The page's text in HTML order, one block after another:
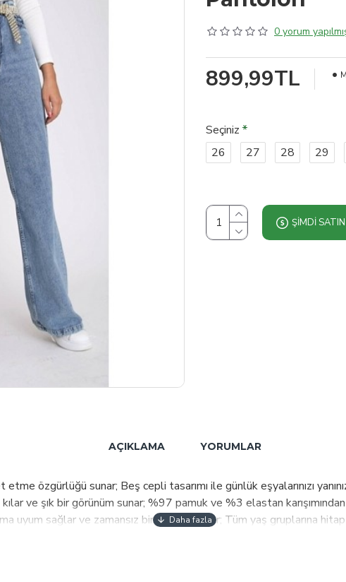
0 yorum
899,99TL
Seçiniz
26
27 28 29
ŞIMDI
AÇIKLAMA YORUMLAR
özgürlüğü sunar; Beş cepli tasarımı ile günlük eşyalarınızı
ve şık bir görünüm sunar; %97 pamuk ve %3 elastan
uyum sağlar ve zamansız bir stil oluşturur; Tüm yaş gruplarına